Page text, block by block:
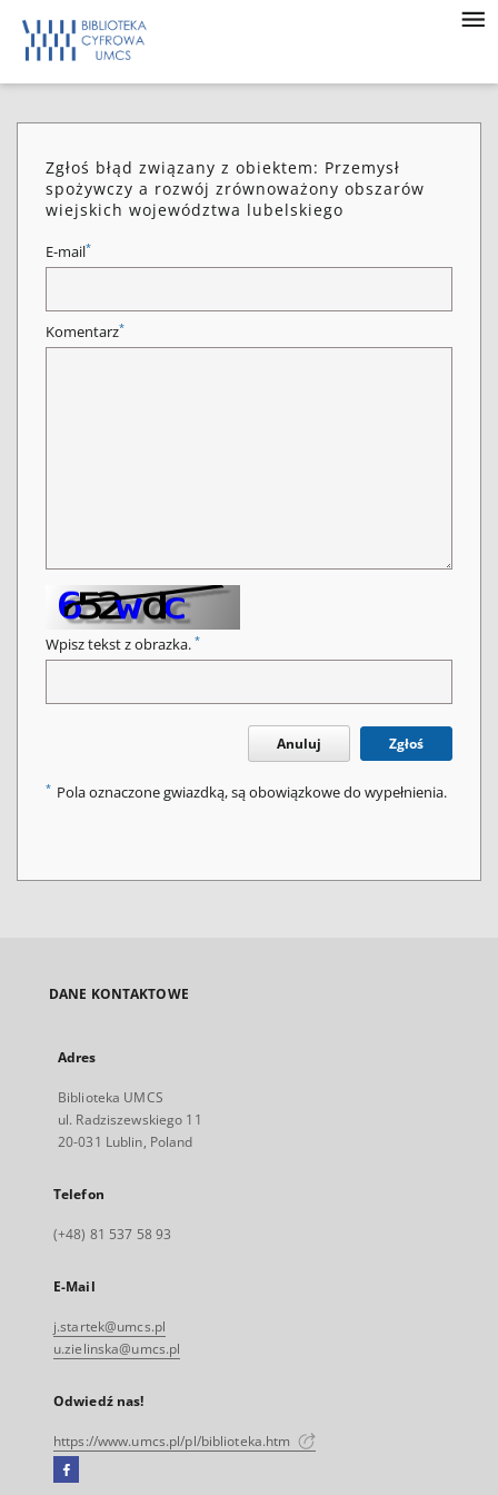
Zgłoś błąd związany z obiektem: Przemysł
spożywczy a rozwój zrównoważony obszarów
wiejskich województwa lubelskiego
E-mail*
Komentarz*
Wpisz tekst z obrazka. *
Anuluj Zgłoś
* Pola oznaczone gwiazdką, są obowiązkowe do wypełnienia.
DANE KONTAKTOWE
Adres
Biblioteka UMCS
ul. Radziszewskiego 11
20-031 Lublin, Poland
Telefon
(+48) 81 537 58 93
E-Mail
j.startek@umcs.pl
u.zielinska@umcs.pl
Odwiedź nas!
https://www.umcs.pl/pl/biblioteka.htm
Facebook